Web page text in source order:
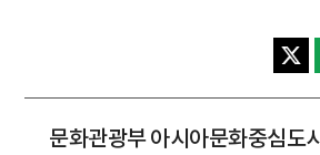
문화관광부 아시아문화중심도